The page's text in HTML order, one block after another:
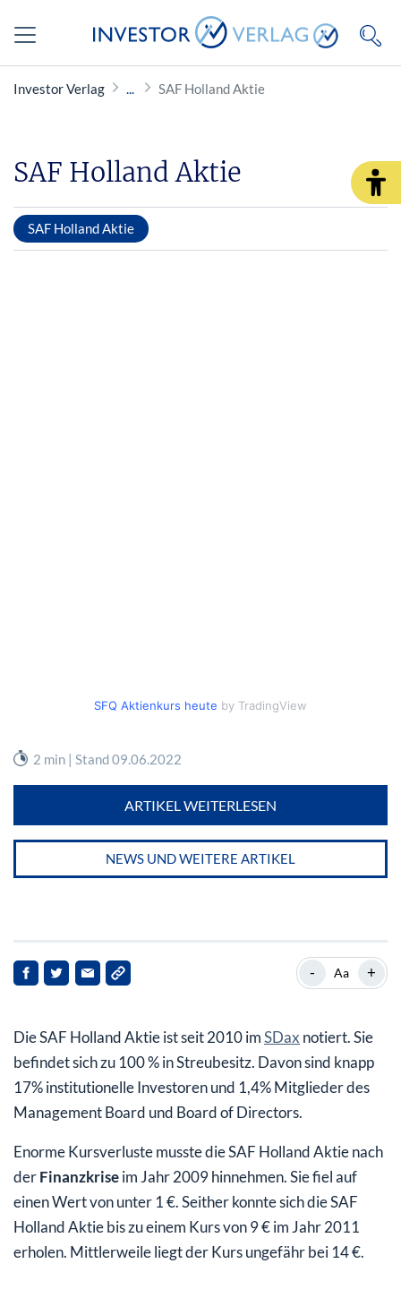
Investor Verlag SAF Holland Aktie
SAF Holland Aktie
SAF Holland Aktie
SFQ Aktienkurs heute by TradingView
2 min | Stand 09.06.2022
ARTIKEL WEITERLESEN
NEWS UND WEITERE ARTIKEL
- Aa +
Die SAF Holland Aktie ist seit 2010 imSDax notiert. Sie
befindet sich zu 100 % in Streubesitz. Davon sind knapp
17% institutionelle Investoren und 1,4% Mitglieder des
Management Board und Board of Directors.
Enorme Kursverluste musste die SAF Holland Aktie nach
derFinanzkriseim Jahr 2009 hinnehmen. Sie fiel auf
einen Wert von unter 1 €. Seither konnte sich die SAF
Holland Aktie bis zu einem Kurs von 9 € im Jahr 2011
erholen. Mittlerweile liegt der Kurs ungefähr bei 14 €.